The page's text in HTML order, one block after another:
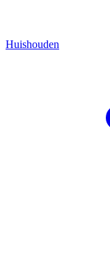
Huishouden